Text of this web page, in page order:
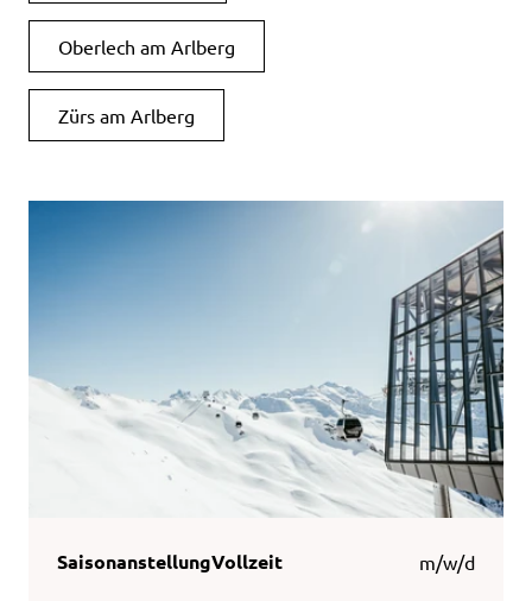
Oberlech am Arlberg
Zürs am Arlberg
SaisonanstellungVollzeit m/w/d